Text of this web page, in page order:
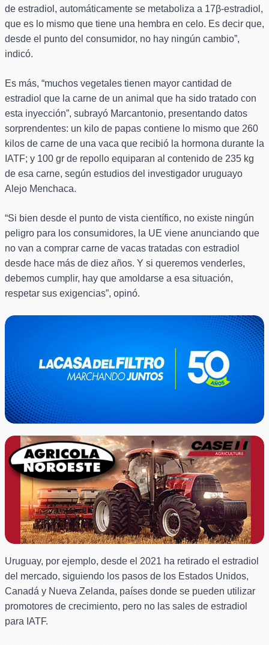
de estradiol, automáticamente se metaboliza a 17β-estradiol,
que es lo mismo que tiene una hembra en celo. Es decir que,
desde el punto del consumidor, no hay ningún cambio”,
indicó.
Es más, “muchos vegetales tienen mayor cantidad de
estradiol que la carne de un animal que ha sido tratado con
esta inyección”, subrayó Marcantonio, presentando datos
sorprendentes: un kilo de papas contiene lo mismo que 260
kilos de carne de una vaca que recibió la hormona durante la
IATF; y 100 gr de repollo equiparan al contenido de 235 kg
de esa carne, según estudios del investigador uruguayo
Alejo Menchaca.
“Si bien desde el punto de vista científico, no existe ningún
peligro para los consumidores, la UE viene anunciando que
no van a comprar carne de vacas tratadas con estradiol
desde hace más de diez años. Y si queremos venderles,
debemos cumplir, hay que amoldarse a esa situación,
respetar sus exigencias”, opinó.
Uruguay, por ejemplo, desde el 2021 ha retirado el estradiol
del mercado, siguiendo los pasos de los Estados Unidos,
Canadá y Nueva Zelanda, países donde se pueden utilizar
promotores de crecimiento, pero no las sales de estradiol
para IATF.